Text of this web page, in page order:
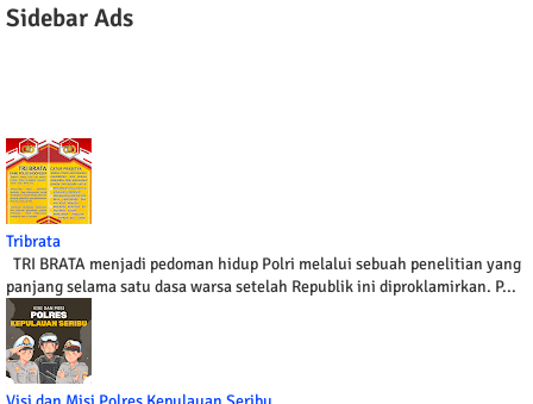
Sidebar Ads
Tribrata
TRI BRATA menjadi pedoman hidup Polri melalui sebuah penelitian yang
panjang selama satu dasa warsa setelah Republik ini diproklamirkan. P...